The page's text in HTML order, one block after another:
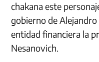
chakana este
gobierno de
entidad financiera la
Nesanovich.